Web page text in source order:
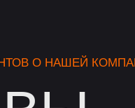
О НАШЕЙ